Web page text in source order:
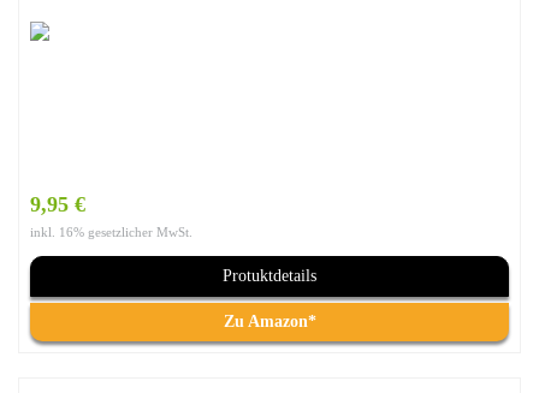
9,95 €
inkl. 16% gesetzlicher MwSt.
Protuktdetails
Zu Amazon*